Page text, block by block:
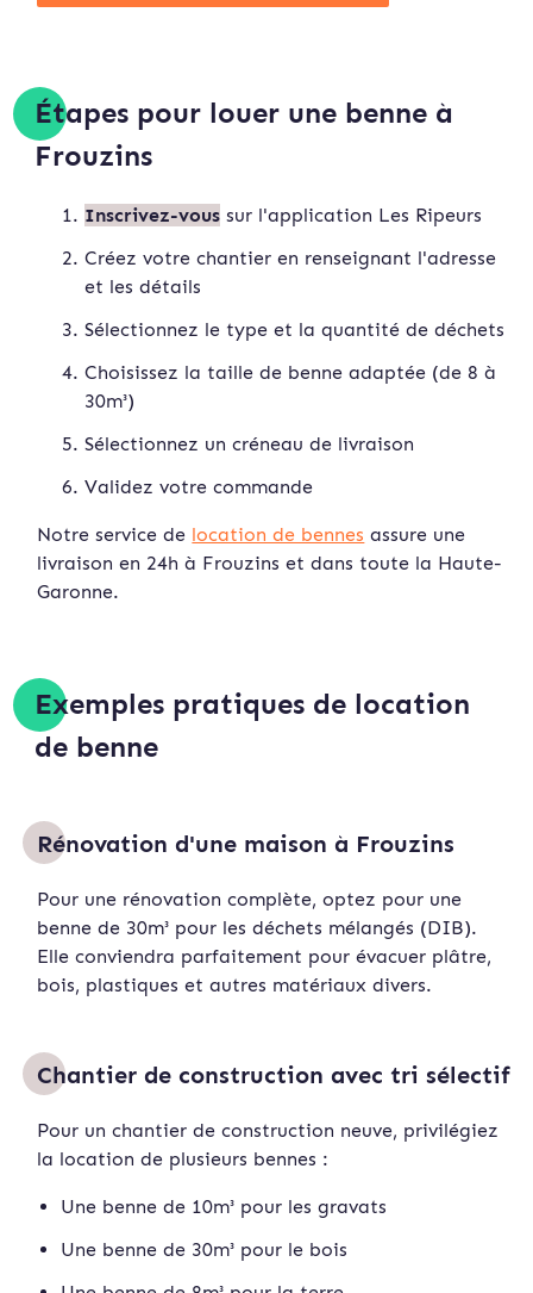
Étapes pour louer une benne à
Frouzins
Inscrivez-vous sur l'application Les Ripeurs
Créez votre chantier en renseignant l'adresse
et les détails
Sélectionnez le type et la quantité de déchets
Choisissez la taille de benne adaptée (de 8 à
30m³)
Sélectionnez un créneau de livraison
Validez votre commande
Notre service de location de bennes assure une
livraison en 24h à Frouzins et dans toute la Haute-
Garonne.
Exemples pratiques de location
de benne
Rénovation d'une maison à Frouzins
Pour une rénovation complète, optez pour une
benne de 30m³ pour les déchets mélangés (DIB).
Elle conviendra parfaitement pour évacuer plâtre,
bois, plastiques et autres matériaux divers.
Chantier de construction avec tri sélectif
Pour un chantier de construction neuve, privilégiez
la location de plusieurs bennes :
Une benne de 10m³ pour les gravats
Une benne de 30m³ pour le bois